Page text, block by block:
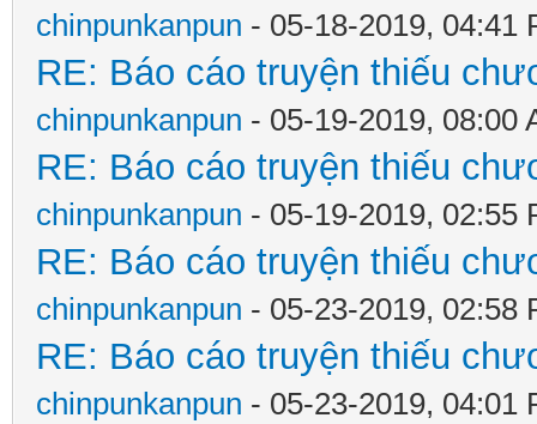
chinpunkanpun - 05-18-2019, 04:41
RE: Báo cáo truyện thiếu
chinpunkanpun - 05-19-2019, 08:00
RE: Báo cáo truyện thiếu
chinpunkanpun - 05-19-2019, 02:55
RE: Báo cáo truyện thiếu
chinpunkanpun - 05-23-2019, 02:58
RE: Báo cáo truyện thiếu
chinpunkanpun - 05-23-2019, 04:01